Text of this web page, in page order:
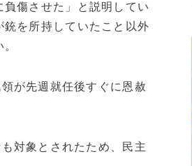
傷させた」と説明してい
を所持していたこと以外
が先週就任後すぐに恩赦
対象とされたため、民主